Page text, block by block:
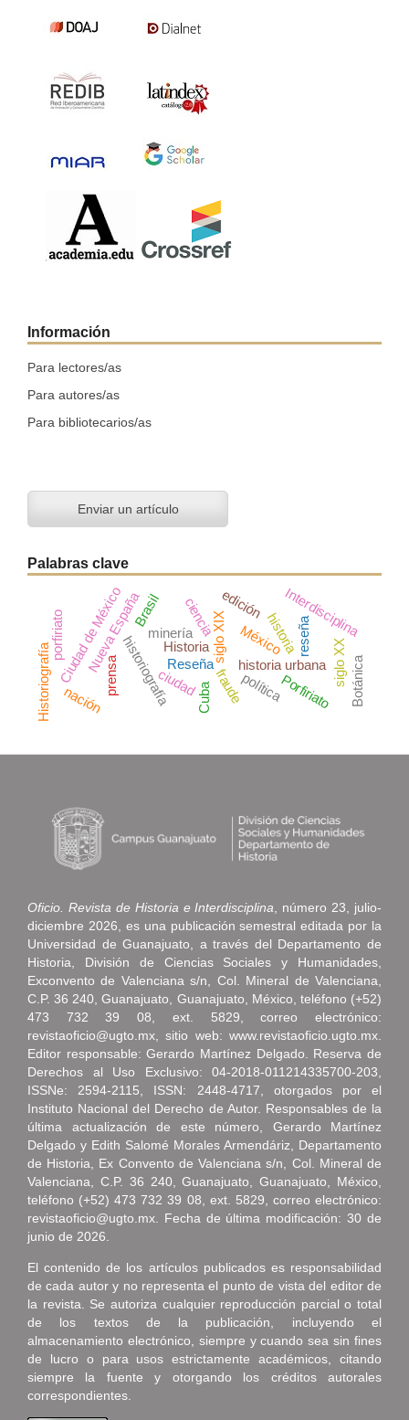
Información
Para lectores/as
Para autores/as
Para bibliotecarios/as
Enviar un artículo
Palabras clave
México
Historia
historiografía siglo XIX
Nueva España historia urbana
historiareseña
Ciudad de México Reseña
Interdisciplina
ciencia
siglo XX
prensa fraude
ciudad
minería
porfiriato
Historiografía política
Brasil edición
Porfiriato
Cuba
nación Botánica
Oficio. Revista de Historia e Interdisciplina, número 23, julio-
diciembre 2026, es una publicación semestral editada por la
Universidad de Guanajuato, a través del Departamento de
Historia, División de Ciencias Sociales y Humanidades,
Exconvento de Valenciana s/n, Col. Mineral de Valenciana,
C.P. 36 240, Guanajuato, Guanajuato, México, teléfono (+52)
473 732 39 08, ext. 5829, correo electrónico:
revistaoficio@ugto.mx, sitio web: www.revistaoficio.ugto.mx.
Editor responsable: Gerardo Martínez Delgado. Reserva de
Derechos al Uso Exclusivo: 04-2018-011214335700-203,
ISSNe: 2594-2115, ISSN: 2448-4717, otorgados por el
Instituto Nacional del Derecho de Autor. Responsables de la
última actualización de este número, Gerardo Martínez
Delgado y Edith Salomé Morales Armendáriz, Departamento
de Historia, Ex Convento de Valenciana s/n, Col. Mineral de
Valenciana, C.P. 36 240, Guanajuato, Guanajuato, México,
teléfono (+52) 473 732 39 08, ext. 5829, correo electrónico:
revistaoficio@ugto.mx. Fecha de última modificación: 30 de
junio de 2026.
El contenido de los artículos publicados es responsabilidad
de cada autor y no representa el punto de vista del editor de
la revista. Se autoriza cualquier reproducción parcial o total
de los textos de la publicación, incluyendo el
almacenamiento electrónico, siempre y cuando sea sin fines
de lucro o para usos estrictamente académicos, citando
siempre la fuente y otorgando los créditos autorales
correspondientes.